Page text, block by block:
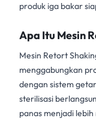
produk iga bakar
Apa Itu Mesin
Mesin Retort
menggabungkan
dengan sistem
sterilisasi
panas menjadi